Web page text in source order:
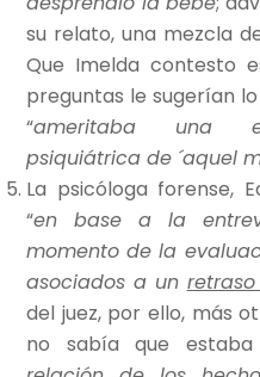
su relato, una mezcla
Que Imelda contesto
preguntas le sugerían
“ameritaba una
psiquiátrica de ´aquel
La psicóloga forense,
“en base a la
momento de la
asociados a un
del juez, por ello, más
no sabía que estaba